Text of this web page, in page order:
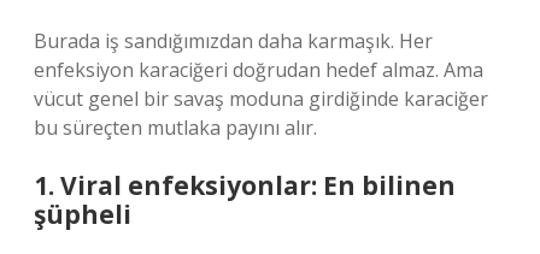
Burada iş sandığımızdan daha karmaşık. Her
enfeksiyon karaciğeri doğrudan hedef almaz. Ama
vücut genel bir savaş moduna girdiğinde karaciğer
bu süreçten mutlaka payını alır.
1. Viral enfeksiyonlar: En bilinen
şüpheli